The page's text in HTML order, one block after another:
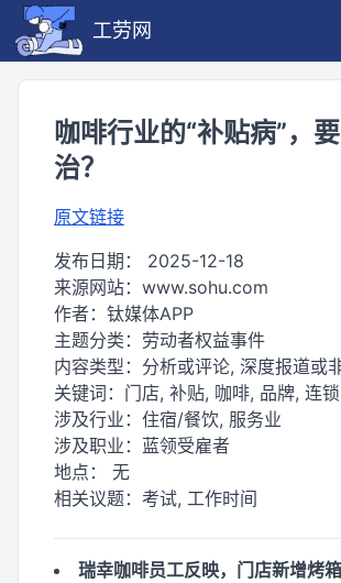
工劳网
咖啡行业的“补贴病”，
治？
原文链接
发布日期： 2025-12-18
来源网站： www.sohu.com
作者： 钛媒体APP
主题分类： 劳动者权益事件
内容类型： 分析或评论, 深度报道或
关键词： 门店, 补贴, 咖啡, 品牌, 连锁
涉及行业： 住宿/餐饮, 服务业
涉及职业： 蓝领受雇者
地点： 无
相关议题： 考试, 工作时间
瑞幸咖啡员工反映，门店新增烤